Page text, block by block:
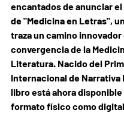
encantados de anunciar
de "Medicina en Letras",
traza un camino innovador
convergencia de la
Literatura. Nacido del
Internacional de Narrativa
libro está ahora
formato físico como